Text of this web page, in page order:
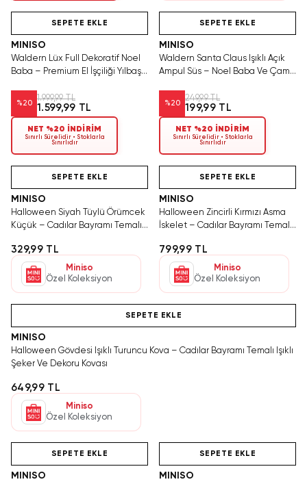
SEPETE EKLE
MINISO
Waldern Lüx Full Dekoratif Noel
Baba – Premium El İşçiliği Yılbaşı
%20
1.999,99 TL
1.599,99 TL
NET %20 İNDİRİM
Sınırlı Sürelidir • Stoklarla
Sınırlıdır
Tükenmeden Satın Al
SEPETE EKLE
MINISO
Waldern Santa Claus Işıklı Açık
Ampul Süs – Noel Baba Ve Çam
Aydınlatma
%20
249,99 TL
199,99 TL
NET %20 İNDİRİM
Sınırlı Sürelidir • Stoklarla
Sınırlıdır
SEPETE EKLE
MINISO
Halloween Siyah Tüylü Örümcek
Küçük – Cadılar Bayramı Temalı
Figürü
329,99 TL
Miniso
Özel Koleksiyon
Tükenmeden Satın Al
SEPETE EKLE
MINISO
Halloween Zincirli Kırmızı Asma
İskelet – Cadılar Bayramı Temalı
799,99 TL
Miniso
Özel Koleksiyon
SEPETE EKLE
MINISO
Halloween Gövdesi Işıklı Turuncu Kova – Cadılar Bayramı Temalı Işıklı
Şeker Ve Dekoru Kovası
649,99 TL
Miniso
Özel Koleksiyon
SEPETE EKLE
MINISO
Tükenmeden Satın Al
SEPETE EKLE
MINISO